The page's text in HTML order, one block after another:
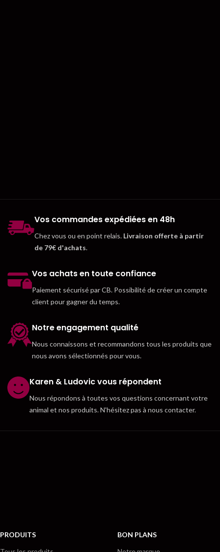
Vos commandes expédiées en 48h
Chez vous ou en point relais. Livraison offerte à partir
de 79€ d'achats.
Vos achats en toute confiance
Paiement sécurisé par CB. Possibilité de créer un compte
client pour gagner du temps.
Notre engagement qualité
Nous connaissons et recommandons tous les produits que
nous avons sélectionnés pour vous.
Karen & Ludovic vous répondent
Nous répondons à toutes vos questions concernant votre
animal et nos produits. N'hésitez pas à nous contacter.
PRODUITS
BON PLANS